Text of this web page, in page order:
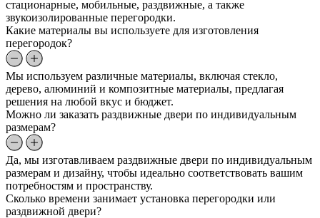
стационарные, мобильные, раздвижные, а также
звукоизолированные перегородки.
Какие материалы вы используете для изготовления
перегородок?
Мы используем различные материалы, включая стекло,
дерево, алюминий и композитные материалы, предлагая
решения на любой вкус и бюджет.
Можно ли заказать раздвижные двери по индивидуальным
размерам?
Да, мы изготавливаем раздвижные двери по индивидуальным
размерам и дизайну, чтобы идеально соответствовать вашим
потребностям и пространству.
Сколько времени занимает установка перегородки или
раздвижной двери?